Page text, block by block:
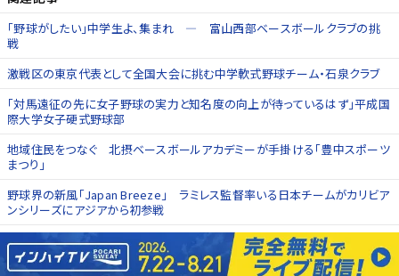
「野球がしたい」中学生よ、集まれ ― 富山西部ベースボールクラブの挑
戦
激戦区の東京代表として全国大会に挑む中学軟式野球チーム・石泉クラブ
「対馬遠征の先に女子野球の実力と知名度の向上が待っているはず」平成国
際大学女子硬式野球部
地域住民をつなぐ 北摂ベースボールアカデミーが手掛ける「豊中スポーツ
まつり」
野球界の新風「Japan Breeze」 ラミレス監督率いる日本チームがカリビア
ンシリーズにアジアから初参戦